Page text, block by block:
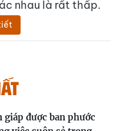
nhau là rất thấp.
giáp được ban phước